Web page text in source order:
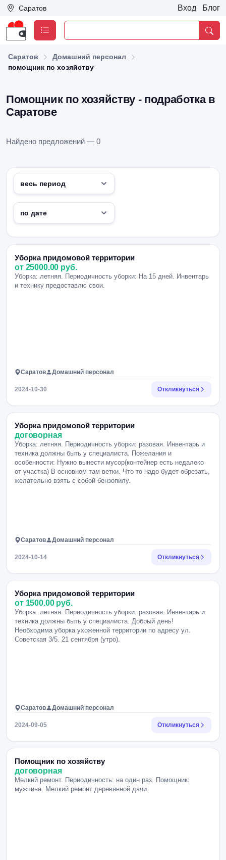
Саратов Вход Блог
Саратов
Домашний персонал
помощник по хозяйству
Помощник по хозяйству - подработка в
Саратове
Найдено предложений — 0
Уборка придомовой территории
от 25000.00 руб.
Уборка: летняя. Периодичность уборки: На 15 дней. Инвентарь
и технику предоставлю свои.
Саратов Домашний персонал
2024-10-30 Откликнуться
Уборка придомовой территории
договорная
Уборка: летняя. Периодичность уборки: разовая. Инвентарь и
техника должны быть у специалиста. Пожелания и
особенности: Нужно вынести мусор(контейнер есть недалеко
от участка) В основном там ветки. Что то надо будет обрезать,
желательно взять с собой бензопилу.
Саратов Домашний персонал
2024-10-14 Откликнуться
Уборка придомовой территории
от 1500.00 руб.
Уборка: летняя. Периодичность уборки: разовая. Инвентарь и
техника должны быть у специалиста. Добрый день!
Необходима уборка ухоженной территории по адресу ул.
Советская 3/5. 21 сентября (утро).
Саратов Домашний персонал
2024-09-05 Откликнуться
Помощник по хозяйству
договорная
Мелкий ремонт. Периодичность: на один раз. Помощник:
мужчина. Мелкий ремонт деревянной дачи.